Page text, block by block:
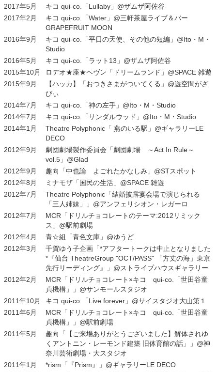
2017年5月
キコ qui-co.「Lullaby」@ザムザ阿佐谷
2017年2月
キコ qui-co.「Water」@三軒茶屋ライブ＆バー
GRAPEFRUIT MOON
2016年9月
キコ qui-co.「平日の天使、その他の短編」@Ito・M・
Studio
2016年5月
キコ qui-co.「ラット13」@ザムザ阿佐谷
2015年10月
ロデオ★座★ヘヴン「ドリームランド」@SPACE 雑遊
2015年9月
【ハッカ】「おつきさまがついてくる」@遊空間がざ
びぃ
2014年7月
キコ qui-co.「神の左手」@Ito・M・Studio
2014年7月
キコ qui-co.「サンダルウッド」@Ito・M・Studio
2014年1月
Theatre Polyphonic「 燕のいる駅」@ギャラリーLE
DECO
2012年9月
劇団劇場製作委員会「劇団劇場 ～Act In Rule～
vol.5」@Glad
2012年9月
趣向「中也論 よごれたかなしみ」@STスポット
2012年8月
ミナモザ「国民の生活」@SPACE 雑遊
2012年7月
Theatre Polyphonic「結婚披露宴会場で演じられる
「三人姉妹」」@アンフェリシオン・レガーロ
2012年7月
MCR「ドリルチョコレートのテーマ:2012リミック
ス」@駅前劇場
2012年4月
青☆組「青色文庫」@ゆうど
2012年3月
千賀ゆう子企画「*アフタートークは中止となりました
*『仙台 TheatreGroup "OCT/PASS" 「方丈の海」東京
先行リーディング』」@ストライプハウスギャラリー
2012年2月
MCR「ドリルチョコレート×キコ qui-co.「世田谷童
貞機構」」@サンモールスタジオ
2011年10月
キコ qui-co.「Live forever」@サイスタジオ大山第１
2011年6月
MCR「ドリルチョコレート×キコ qui-co.「世田谷童
貞機構」」@駅前劇場
2011年5月
趣向「【ご来場ありがとうございました】解体されゆ
くアントニン・レーモンド建築 旧体育館の話」」@神
奈川芸術劇場・大スタジオ
2011年1月
*rism「『Prism』」@ギャラリーLE DECO